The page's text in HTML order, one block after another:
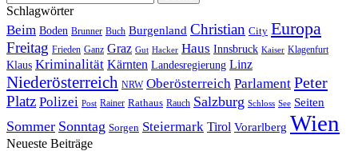
Schlagwörter
Beim Boden Brunner Buch Burgenland Christian City Europa
Freitag Frieden Ganz Graz Gut Hacker Haus Innsbruck Kaiser Klagenfurt
Klaus Kriminalität Kärnten Landesregierung Linz
Niederösterreich NRW Oberösterreich Parlament Peter
Platz Polizei Post Rainer Rathaus Rauch Salzburg Schloss See Seiten
Sommer Sonntag Sorgen Steiermark Tirol Vorarlberg Wien
Neueste Beiträge